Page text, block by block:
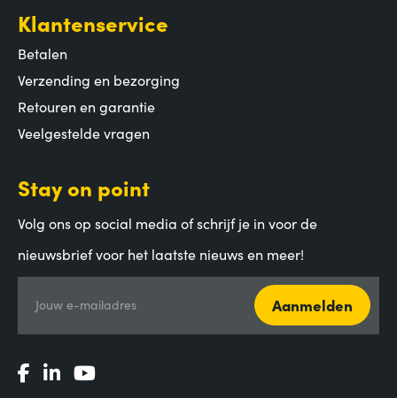
Klantenservice
Betalen
Verzending en bezorging
Retouren en garantie
Veelgestelde vragen
Stay on point
Volg ons op social media of schrijf je in voor de
nieuwsbrief voor het laatste nieuws en meer!
Jouw e-mailadres Aanmelden